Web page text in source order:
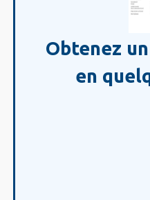
Obtenez
en